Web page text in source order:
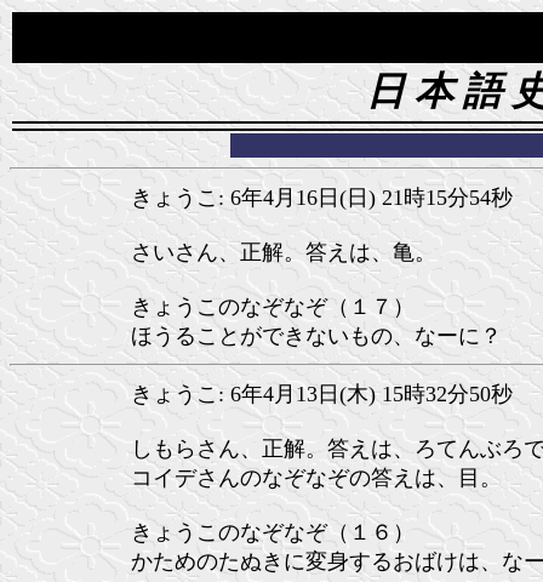
日 本 語
きょうこ: 6年4月16日(日) 21時15分54秒
さいさん、正解。答えは、亀。
きょうこのなぞなぞ（１７）
ほうることができないもの、なーに？
きょうこ: 6年4月13日(木) 15時32分50秒
しもらさん、正解。答えは、ろてんぶろ
コイデさんのなぞなぞの答えは、目。
きょうこのなぞなぞ（１６）
かためのたぬきに変身するおばけは、な